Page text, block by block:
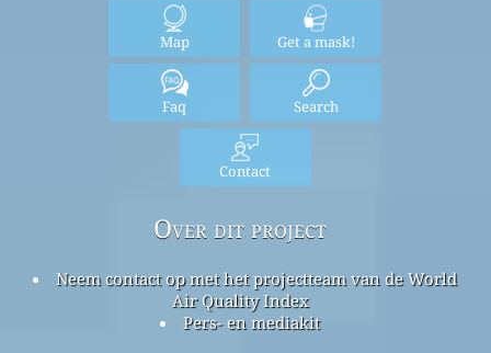
Map Get a mask!
Faq Search
Contact
Over dit project
Neem contact op met het projectteam van de World
Air Quality Index
Pers- en mediakit